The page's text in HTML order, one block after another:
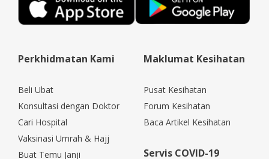
Perkhidmatan Kami
Beli Ubat
Konsultasi dengan Doktor
Cari Hospital
Vaksinasi Umrah & Hajj
Buat Temu Janji
Maklumat Kesihatan
Pusat Kesihatan
Forum Kesihatan
Baca Artikel Kesihatan
Servis COVID-19